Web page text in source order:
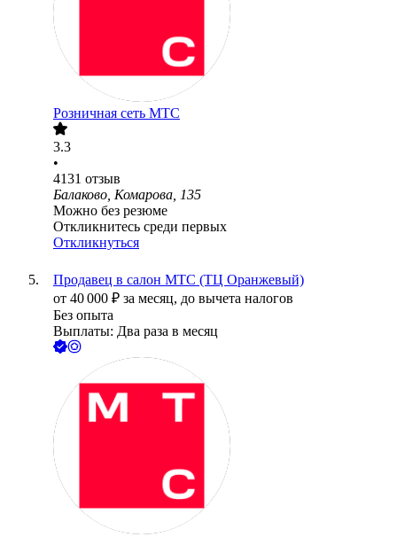
Розничная сеть МТС
3.3
•
4131 отзыв
Балаково, Комарова, 135
Можно без резюме
Откликнитесь среди первых
Откликнуться
Продавец в салон МТС (ТЦ Оранжевый)
от 40 000 ₽ за месяц, до вычета налогов
Без опыта
Выплаты: Два раза в месяц